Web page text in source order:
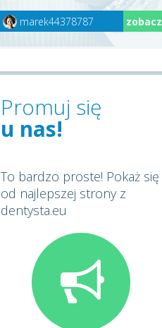
marek44378787 zobacz
Promuj się
u nas!
To bardzo proste! Pokaż się
od najlepszej strony z
dentysta.eu